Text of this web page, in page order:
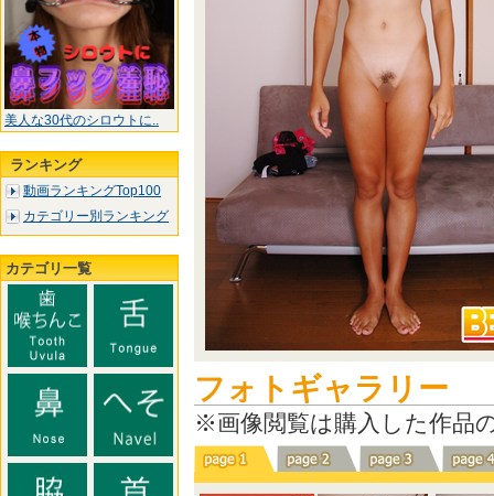
美人な30代のシロウトに..
ランキング
動画ランキングTop100
カテゴリー別ランキング
カテゴリ一覧
フォトギャラリー
※画像閲覧は購入した作品